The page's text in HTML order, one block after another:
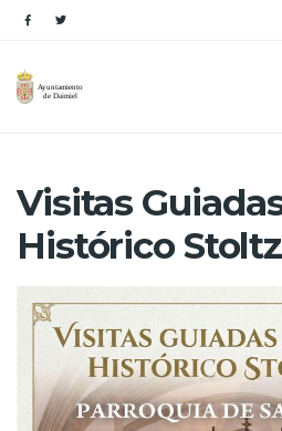
Visitas
Histórico Stoltz